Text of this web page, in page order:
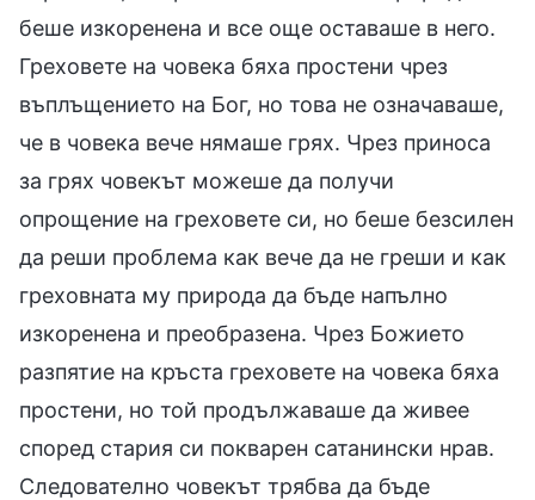
беше изкоренена и все още оставаше в него.
Греховете на човека бяха простени чрез
въплъщението на Бог, но това не означаваше,
че в човека вече нямаше грях. Чрез приноса
за грях човекът можеше да получи
опрощение на греховете си, но беше безсилен
да реши проблема как вече да не греши и как
греховната му природа да бъде напълно
изкоренена и преобразена. Чрез Божието
разпятие на кръста греховете на човека бяха
простени, но той продължаваше да живее
според стария си покварен сатанински нрав.
Следователно човекът трябва да бъде